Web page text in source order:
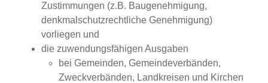
Zustimmungen (z.B. Baugenehmigung,
denkmalschutzrechtliche Genehmigung)
vorliegen und
die zuwendungsfähigen Ausgaben
bei Gemeinden, Gemeindeverbänden,
Zweckverbänden, Landkreisen und Kirchen